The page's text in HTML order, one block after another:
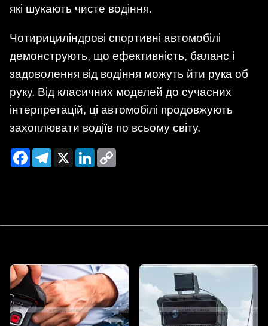
які шукають чисте водіння.
Чотирициліндрові спортивні автомобілі
демонструють, що ефективність, баланс і
задоволення від водіння можуть йти рука об
руку. Від класичних моделей до сучасних
інтерпретацій, ці автомобілі продовжують
захоплювати водіїв по всьому світу.
FacebookTelegram
X LinkedIn